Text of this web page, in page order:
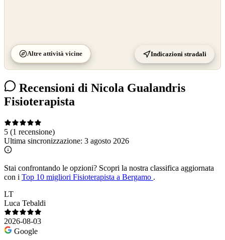
Altre attività vicine Indicazioni stradali
Recensioni di Nicola Gualandris
Fisioterapista
5 (1 recensione)
Ultima sincronizzazione: 3 agosto 2026
Stai confrontando le opzioni? Scopri la nostra classifica aggiornata
con i Top 10 migliori Fisioterapista a Bergamo .
LT
Luca Tebaldi
2026-08-03
Google